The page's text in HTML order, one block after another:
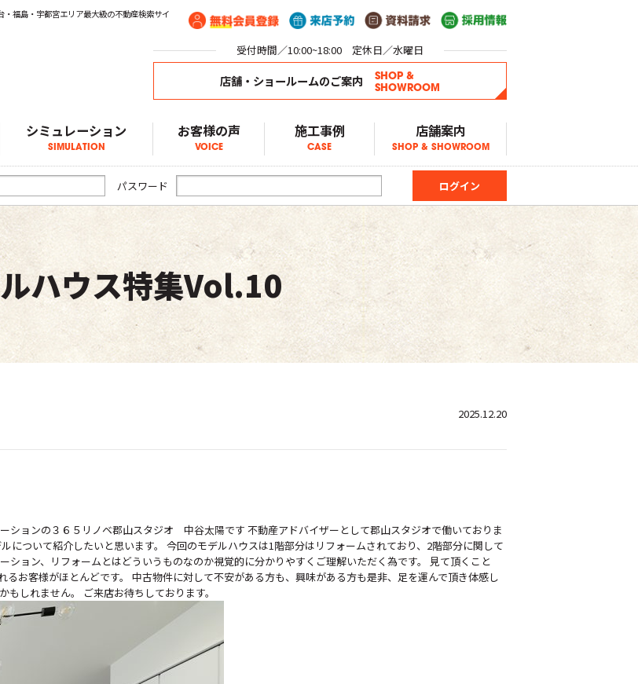
福島・宇都宮エリア最大級の不動産検索サイ
受付時間／10:00~18:00 定休日／水曜日
店舗・ショールームのご案内
SHOP &
SHOWROOM
シミュレーション
SIMULATION
お客様の声
VOICE
施工事例
CASE
店舗案内
SHOP & SHOWROOM
パスワード
ハウス特集Vol.10
2025.12.20
ションの３６５リノベ郡山スタジオ 中谷太陽です 不動産アドバイザーとして郡山スタジオで働いておりま
について紹介したいと思います。 今回のモデルハウスは1階部分はリフォームされており、2階部分に関して
ション、リフォームとはどういうものなのか視覚的に分かりやすくご理解いただく為です。 見て頂くこと
お客様がほとんどです。 中古物件に対して不安がある方も、興味がある方も是非、足を運んで頂き体感し
しれません。 ご来店お待ちしております。